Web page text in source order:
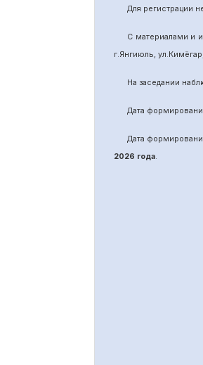
Для регистрации
С материалами и
г.Янгиюль,
На заседании
Дата
Дата
2026 года.